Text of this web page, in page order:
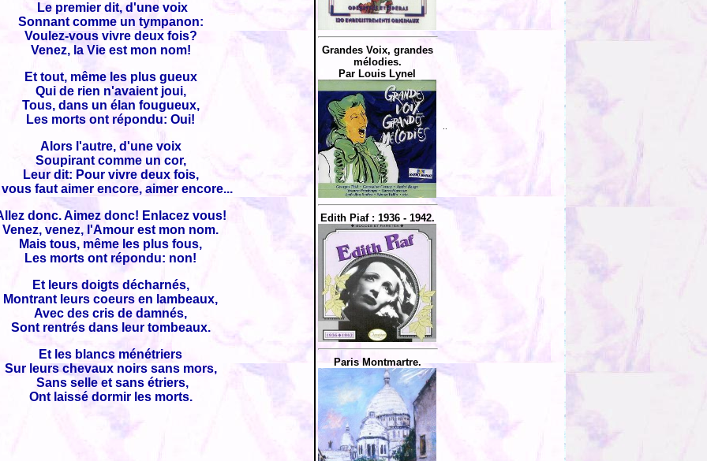
Le premier dit, d'une voix
Sonnant comme un tympanon:
Voulez-vous vivre deux fois?
Venez, la Vie est mon nom!
Et tout, même les plus gueux
Qui de rien n'avaient joui,
Tous, dans un élan fougueux,
Les morts ont répondu: Oui!
Alors l'autre, d'une voix
Soupirant comme un cor,
Leur dit: Pour vivre deux fois,
faut aimer encore, aimer encore...
donc. Aimez donc! Enlacez vous!
Venez, venez, l'Amour est mon nom.
Mais tous, même les plus fous,
Les morts ont répondu: non!
Et leurs doigts décharnés,
Montrant leurs coeurs en lambeaux,
Avec des cris de damnés,
Sont rentrés dans leur tombeaux.
Et les blancs ménétriers
Sur leurs chevaux noirs sans mors,
Sans selle et sans étriers,
Ont laissé dormir les morts.
Grandes Voix, grandes
mélodies.
Par Louis Lynel
Edith Piaf : 1936 - 1942.
Paris Montmartre.